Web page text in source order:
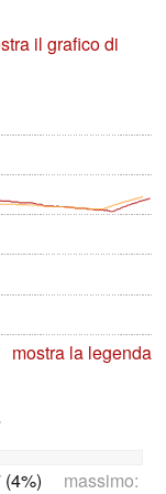
il grafico di
mostra la legenda
massimo: